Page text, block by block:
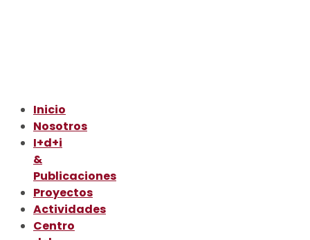
Inicio
Nosotros
I+d+i
&
Publicaciones
Proyectos
Actividades
Centro